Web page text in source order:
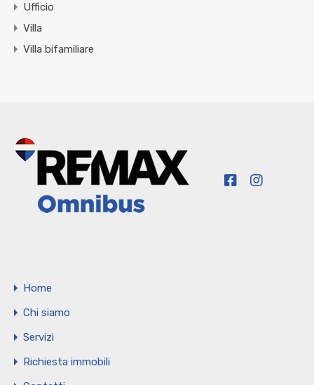
Ufficio
Villa
Villa bifamiliare
Home
Chi siamo
Servizi
Richiesta immobili